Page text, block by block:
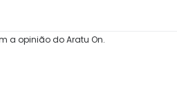
a opinião do Aratu On.